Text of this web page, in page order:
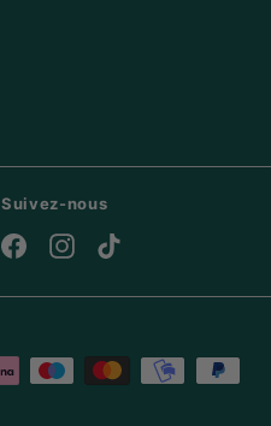
Suivez-nous
FacebookInstagram